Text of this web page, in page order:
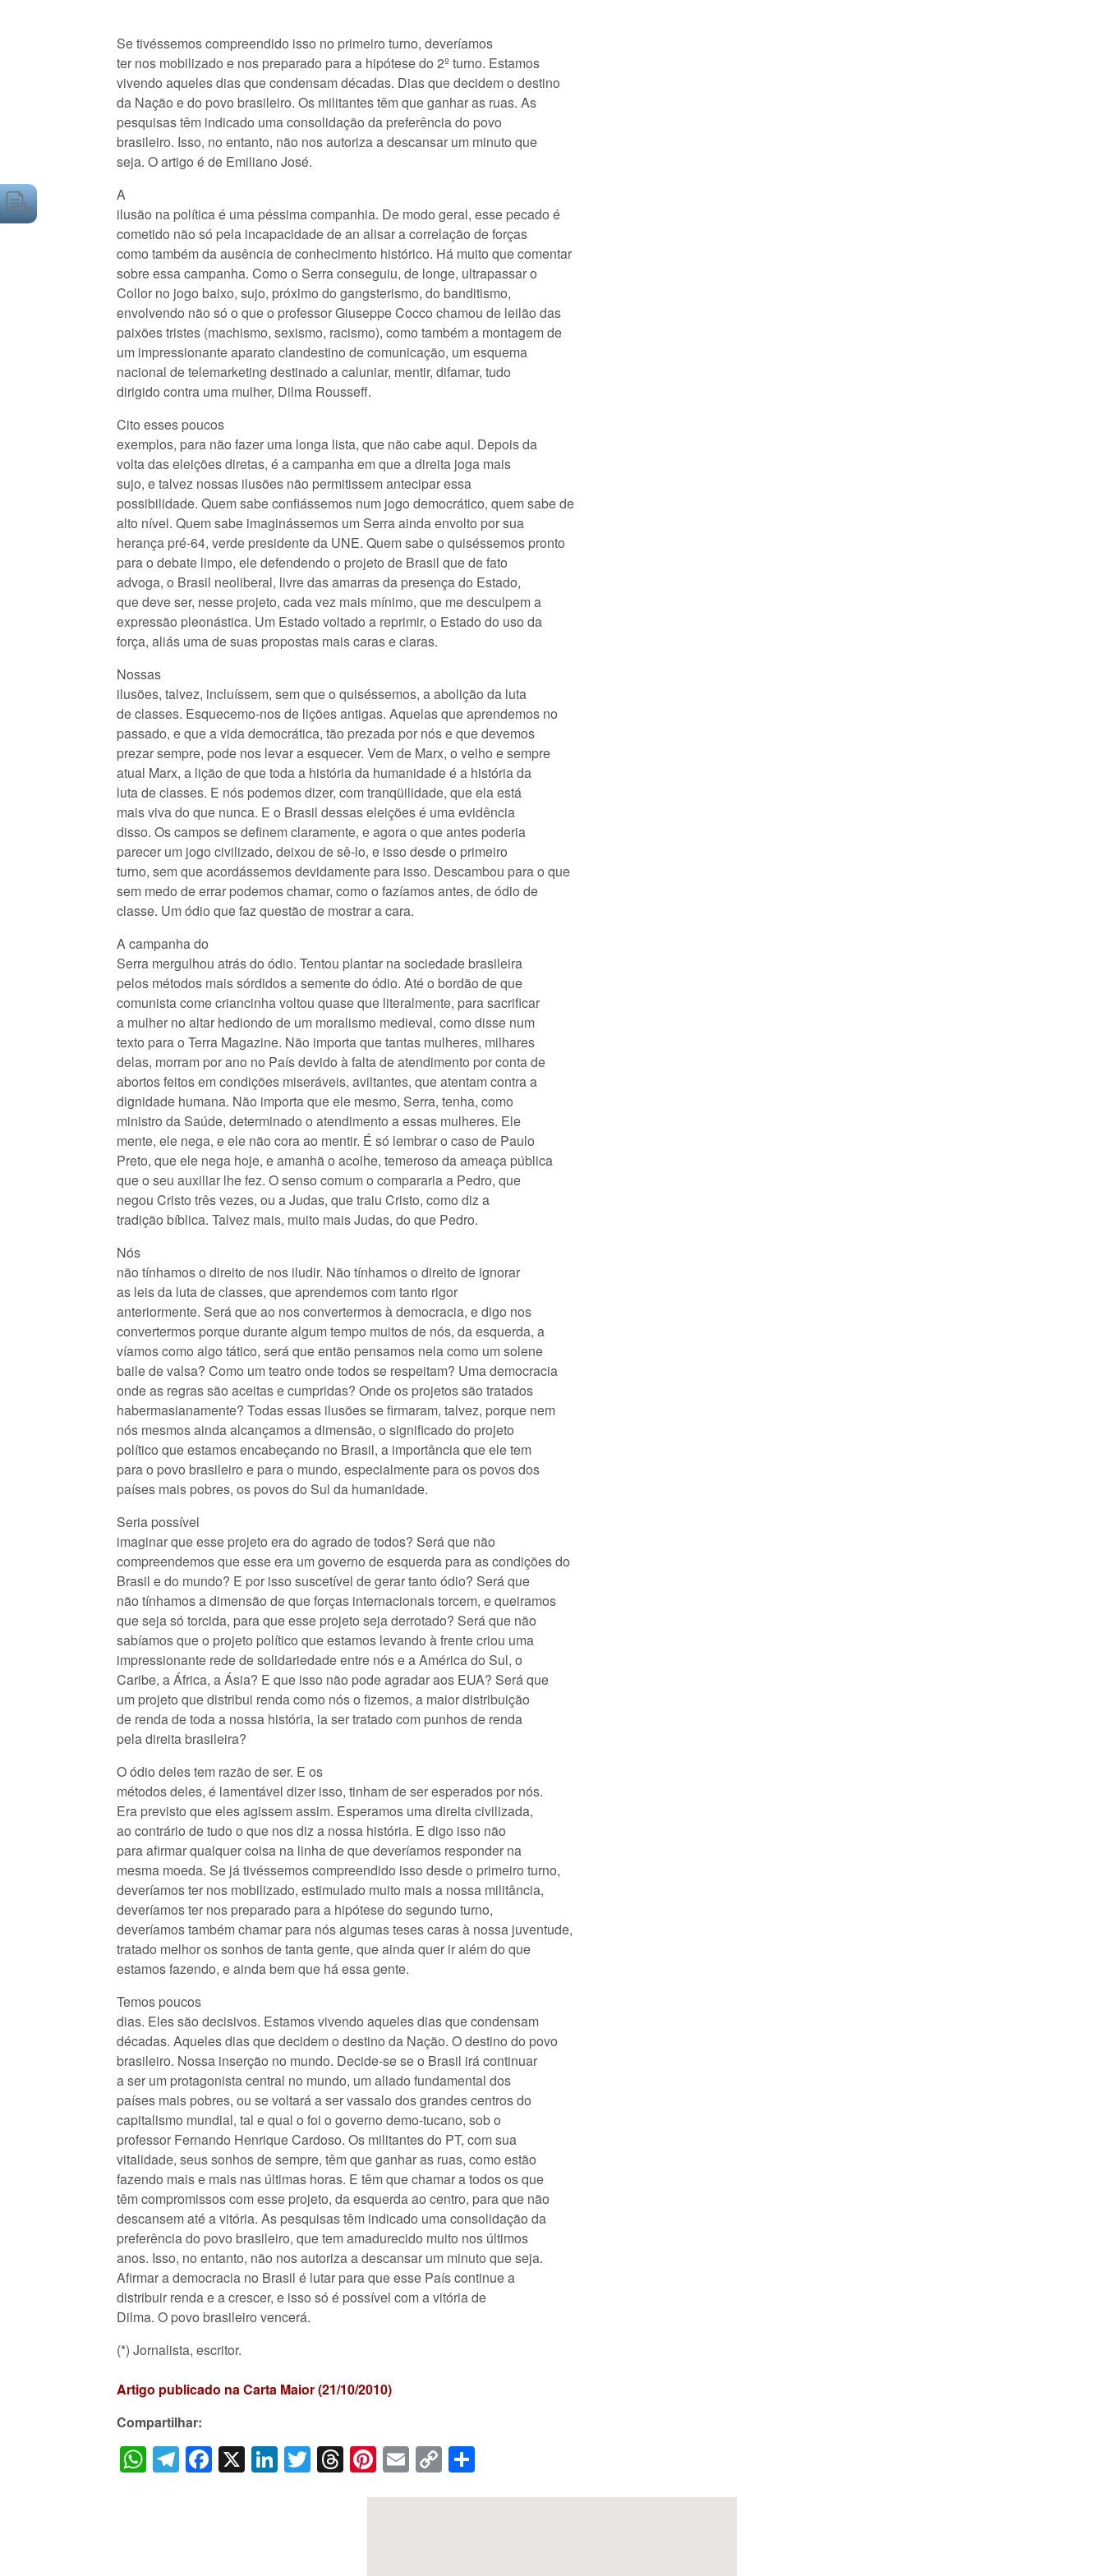
Se tivéssemos compreendido isso no primeiro turno, deveríamos
ter nos mobilizado e nos preparado para a hipótese do 2º turno. Estamos
vivendo aqueles dias que condensam décadas. Dias que decidem o destino
da Nação e do povo brasileiro. Os militantes têm que ganhar as ruas. As
pesquisas têm indicado uma consolidação da preferência do povo
brasileiro. Isso, no entanto, não nos autoriza a descansar um minuto que
seja. O artigo é de Emiliano José.
A
ilusão na política é uma péssima companhia. De modo geral, esse pecado é
cometido não só pela incapacidade de an alisar a correlação de forças
como também da ausência de conhecimento histórico. Há muito que comentar
sobre essa campanha. Como o Serra conseguiu, de longe, ultrapassar o
Collor no jogo baixo, sujo, próximo do gangsterismo, do banditismo,
envolvendo não só o que o professor Giuseppe Cocco chamou de leilão das
paixões tristes (machismo, sexismo, racismo), como também a montagem de
um impressionante aparato clandestino de comunicação, um esquema
nacional de telemarketing destinado a caluniar, mentir, difamar, tudo
dirigido contra uma mulher, Dilma Rousseff.
Cito esses poucos
exemplos, para não fazer uma longa lista, que não cabe aqui. Depois da
volta das eleições diretas, é a campanha em que a direita joga mais
sujo, e talvez nossas ilusões não permitissem antecipar essa
possibilidade. Quem sabe confiássemos num jogo democrático, quem sabe de
alto nível. Quem sabe imaginássemos um Serra ainda envolto por sua
herança pré-64, verde presidente da UNE. Quem sabe o quiséssemos pronto
para o debate limpo, ele defendendo o projeto de Brasil que de fato
advoga, o Brasil neoliberal, livre das amarras da presença do Estado,
que deve ser, nesse projeto, cada vez mais mínimo, que me desculpem a
expressão pleonástica. Um Estado voltado a reprimir, o Estado do uso da
força, aliás uma de suas propostas mais caras e claras.
Nossas
ilusões, talvez, incluíssem, sem que o quiséssemos, a abolição da luta
de classes. Esquecemo-nos de lições antigas. Aquelas que aprendemos no
passado, e que a vida democrática, tão prezada por nós e que devemos
prezar sempre, pode nos levar a esquecer. Vem de Marx, o velho e sempre
atual Marx, a lição de que toda a história da humanidade é a história da
luta de classes. E nós podemos dizer, com tranqüilidade, que ela está
mais viva do que nunca. E o Brasil dessas eleições é uma evidência
disso. Os campos se definem claramente, e agora o que antes poderia
parecer um jogo civilizado, deixou de sê-lo, e isso desde o primeiro
turno, sem que acordássemos devidamente para isso. Descambou para o que
sem medo de errar podemos chamar, como o fazíamos antes, de ódio de
classe. Um ódio que faz questão de mostrar a cara.
A campanha do
Serra mergulhou atrás do ódio. Tentou plantar na sociedade brasileira
pelos métodos mais sórdidos a semente do ódio. Até o bordão de que
comunista come criancinha voltou quase que literalmente, para sacrificar
a mulher no altar hediondo de um moralismo medieval, como disse num
texto para o Terra Magazine. Não importa que tantas mulheres, milhares
delas, morram por ano no País devido à falta de atendimento por conta de
abortos feitos em condições miseráveis, aviltantes, que atentam contra a
dignidade humana. Não importa que ele mesmo, Serra, tenha, como
ministro da Saúde, determinado o atendimento a essas mulheres. Ele
mente, ele nega, e ele não cora ao mentir. É só lembrar o caso de Paulo
Preto, que ele nega hoje, e amanhã o acolhe, temeroso da ameaça pública
que o seu auxiliar lhe fez. O senso comum o compararia a Pedro, que
negou Cristo três vezes, ou a Judas, que traiu Cristo, como diz a
tradição bíblica. Talvez mais, muito mais Judas, do que Pedro.
Nós
não tínhamos o direito de nos iludir. Não tínhamos o direito de ignorar
as leis da luta de classes, que aprendemos com tanto rigor
anteriormente. Será que ao nos convertermos à democracia, e digo nos
convertermos porque durante algum tempo muitos de nós, da esquerda, a
víamos como algo tático, será que então pensamos nela como um solene
baile de valsa? Como um teatro onde todos se respeitam? Uma democracia
onde as regras são aceitas e cumpridas? Onde os projetos são tratados
habermasianamente? Todas essas ilusões se firmaram, talvez, porque nem
nós mesmos ainda alcançamos a dimensão, o significado do projeto
político que estamos encabeçando no Brasil, a importância que ele tem
para o povo brasileiro e para o mundo, especialmente para os povos dos
países mais pobres, os povos do Sul da humanidade.
Seria possível
imaginar que esse projeto era do agrado de todos? Será que não
compreendemos que esse era um governo de esquerda para as condições do
Brasil e do mundo? E por isso suscetível de gerar tanto ódio? Será que
não tínhamos a dimensão de que forças internacionais torcem, e queiramos
que seja só torcida, para que esse projeto seja derrotado? Será que não
sabíamos que o projeto político que estamos levando à frente criou uma
impressionante rede de solidariedade entre nós e a América do Sul, o
Caribe, a África, a Ásia? E que isso não pode agradar aos EUA? Será que
um projeto que distribui renda como nós o fizemos, a maior distribuição
de renda de toda a nossa história, ia ser tratado com punhos de renda
pela direita brasileira?
O ódio deles tem razão de ser. E os
métodos deles, é lamentável dizer isso, tinham de ser esperados por nós.
Era previsto que eles agissem assim. Esperamos uma direita civilizada,
ao contrário de tudo o que nos diz a nossa história. E digo isso não
para afirmar qualquer coisa na linha de que deveríamos responder na
mesma moeda. Se já tivéssemos compreendido isso desde o primeiro turno,
deveríamos ter nos mobilizado, estimulado muito mais a nossa militância,
deveríamos ter nos preparado para a hipótese do segundo turno,
deveríamos também chamar para nós algumas teses caras à nossa juventude,
tratado melhor os sonhos de tanta gente, que ainda quer ir além do que
estamos fazendo, e ainda bem que há essa gente.
Temos poucos
dias. Eles são decisivos. Estamos vivendo aqueles dias que condensam
décadas. Aqueles dias que decidem o destino da Nação. O destino do povo
brasileiro. Nossa inserção no mundo. Decide-se se o Brasil irá continuar
a ser um protagonista central no mundo, um aliado fundamental dos
países mais pobres, ou se voltará a ser vassalo dos grandes centros do
capitalismo mundial, tal e qual o foi o governo demo-tucano, sob o
professor Fernando Henrique Cardoso. Os militantes do PT, com sua
vitalidade, seus sonhos de sempre, têm que ganhar as ruas, como estão
fazendo mais e mais nas últimas horas. E têm que chamar a todos os que
têm compromissos com esse projeto, da esquerda ao centro, para que não
descansem até a vitória. As pesquisas têm indicado uma consolidação da
preferência do povo brasileiro, que tem amadurecido muito nos últimos
anos. Isso, no entanto, não nos autoriza a descansar um minuto que seja.
Afirmar a democracia no Brasil é lutar para que esse País continue a
distribuir renda e a crescer, e isso só é possível com a vitória de
Dilma. O povo brasileiro vencerá.
(*) Jornalista, escritor.
Artigo publicado na Carta Maior (21/10/2010)
Compartilhar:
WhatsApp
Telegram
Facebook
X LinkedIn
Twitter
Threads
Pinterest
Email
Copy
Link